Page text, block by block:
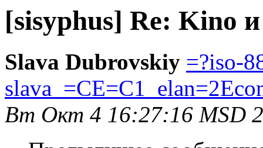
[sisyphus] Re: Kino
Slava Dubrovskiy =?iso-
Вт Окт 4 16:27:16 MSD